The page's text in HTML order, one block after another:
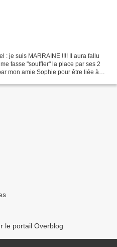
: je suis MARRAINE !!!! Il aura fallu
fasse "souffler" la place par ses 2
mon amie Sophie pour être liée à
le portail Overblog